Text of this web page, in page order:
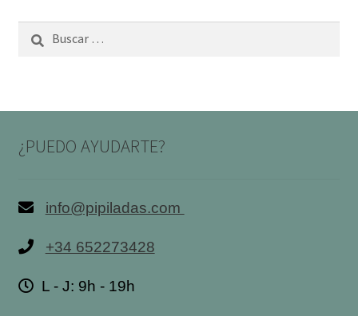
¿PUEDO AYUDARTE?
info@pipiladas.com
+34 652273428
L - J: 9h - 19h